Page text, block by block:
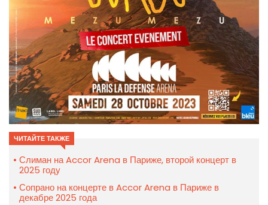
ЧИТАЙТЕ ТАКЖЕ
Слиман на Accor Arena в Париже, второй концерт в
2025 году
Сопрано на концерте в Accor Arena в Париже в
декабре 2025 года